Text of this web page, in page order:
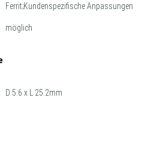
Ferrit;Kundenspezifische Anpassungen
möglich
D 5.6 x L 25.2mm